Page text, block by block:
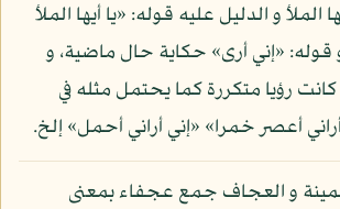
الملأ و الدليل عليه قوله: «يا أيها الملأ
قوله: «إني أرى» حكاية حال ماضية، و
رؤيا متكررة كما يحتمل مثله في
أعصر خمرا» «إني أراني أحمل» إلخ.
و العجاف جمع عجفاء بمعنى